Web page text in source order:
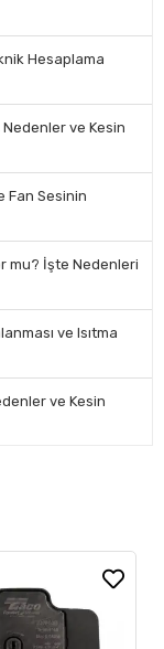
Hesaplama
Nedenler ve Kesin
Fan Sesinin
mu? İşte Nedenleri
ve Isıtma
ve Kesin